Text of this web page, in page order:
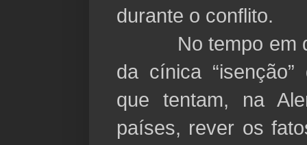
durante o conflito.
No tempo em
da cínica
que tentam, na
países, rever os